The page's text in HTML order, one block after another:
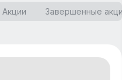
Акции Завершенные